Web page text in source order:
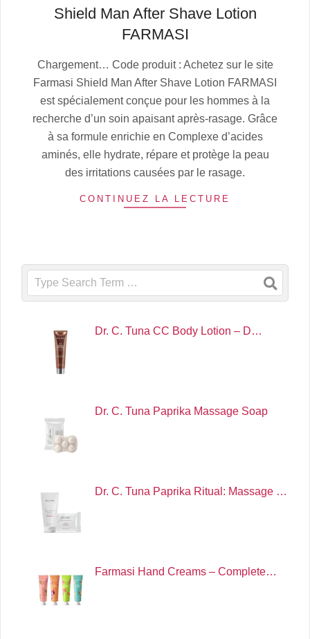
Shield Man After Shave Lotion
FARMASI
07-
06
Chargement… Code produit : Achetez sur le site
Farmasi Shield Man After Shave Lotion FARMASI
est spécialement conçue pour les hommes à la
recherche d’un soin apaisant après-rasage. Grâce
à sa formule enrichie en Complexe d’acides
aminés, elle hydrate, répare et protège la peau
des irritations causées par le rasage.
CONTINUEZ LA LECTURE
Search
Dr. C. Tuna CC Body Lotion – D…
Dr. C. Tuna Paprika Massage Soap
Dr. C. Tuna Paprika Ritual: Massage …
Farmasi Hand Creams – Complete…